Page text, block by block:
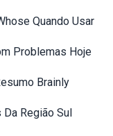
Quando Usar
Problemas Hoje
Brainly
Região Sul